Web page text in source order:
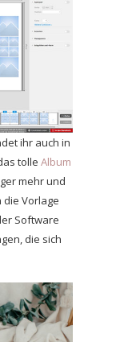
ihr auch in
tolle Album
mehr und
die Vorlage
Software
die sich